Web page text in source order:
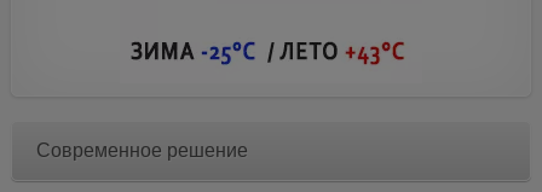
Современное решение